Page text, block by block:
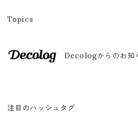
Topics
Decologからのお知
注目のハッシュタグ